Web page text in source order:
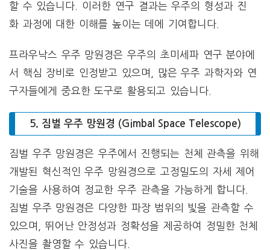
할 수 있습니다. 이러한 연구 결과는 우주의 형성과 진
화 과정에 대한 이해를 높이는 데에 기여합니다.
프라우낙스 우주 망원경은 우주의 초미세파 연구 분야에
서 핵심 장비로 인정받고 있으며, 많은 우주 과학자와 연
구자들에게 중요한 도구로 활용되고 있습니다.
5. 짐벌 우주 망원경 (Gimbal Space Telescope)
짐벌 우주 망원경은 우주에서 진행되는 천체 관측을 위해
개발된 혁신적인 우주 망원경으로 고정밀도의 자세 제어
기술을 사용하여 정교한 우주 관측을 가능하게 합니다.
짐벌 우주 망원경은 다양한 파장 범위의 빛을 관측할 수
있으며, 뛰어난 안정성과 정확성을 제공하여 정밀한 천체
사진을 촬영할 수 있습니다.